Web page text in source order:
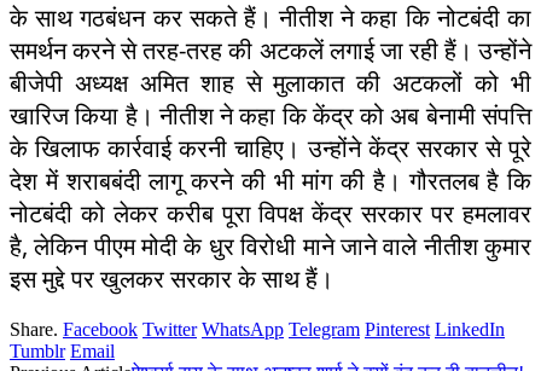
के साथ गठबंधन कर सकते हैं। नीतीश ने कहा कि नोटबंदी का
समर्थन करने से तरह-तरह की अटकलें लगाई जा रही हैं। उन्होंने
बीजेपी अध्यक्ष अमित शाह से मुलाकात की अटकलों को भी
खारिज किया है। नीतीश ने कहा कि केंद्र को अब बेनामी संपत्ति
के खिलाफ कार्रवाई करनी चाहिए। उन्होंने केंद्र सरकार से पूरे
देश में शराबबंदी लागू करने की भी मांग की है। गौरतलब है कि
नोटबंदी को लेकर करीब पूरा विपक्ष केंद्र सरकार पर हमलावर
है, लेकिन पीएम मोदी के धुर विरोधी माने जाने वाले नीतीश कुमार
इस मुद्दे पर खुलकर सरकार के साथ हैं।
Share. Facebook Twitter WhatsApp Telegram Pinterest LinkedIn
Tumblr Email